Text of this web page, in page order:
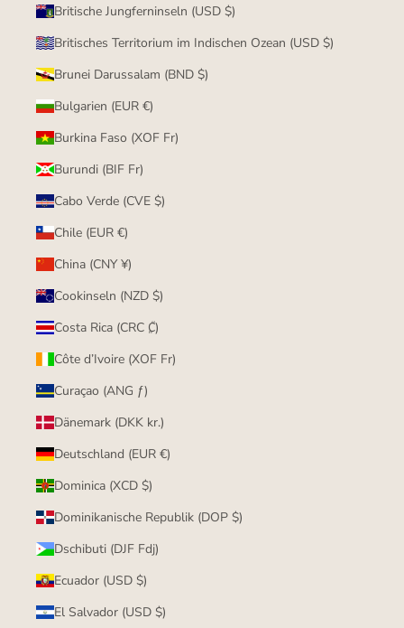
Britische Jungferninseln (USD $)
Britisches Territorium im Indischen Ozean (USD $)
Brunei Darussalam (BND $)
Bulgarien (EUR €)
Burkina Faso (XOF Fr)
Burundi (BIF Fr)
Cabo Verde (CVE $)
Chile (EUR €)
China (CNY ¥)
Cookinseln (NZD $)
Costa Rica (CRC ₡)
Côte d’Ivoire (XOF Fr)
Curaçao (ANG ƒ)
Dänemark (DKK kr.)
Deutschland (EUR €)
Dominica (XCD $)
Dominikanische Republik (DOP $)
Dschibuti (DJF Fdj)
Ecuador (USD $)
El Salvador (USD $)